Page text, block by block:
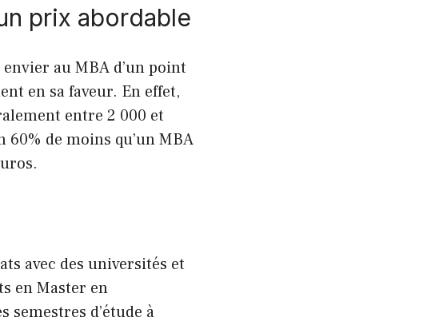
prix abordable
envier au MBA d’un point
en sa faveur. En effet,
entre 2 000 et
de moins qu’un MBA
avec des universités et
en Master en
semestres d’étude à